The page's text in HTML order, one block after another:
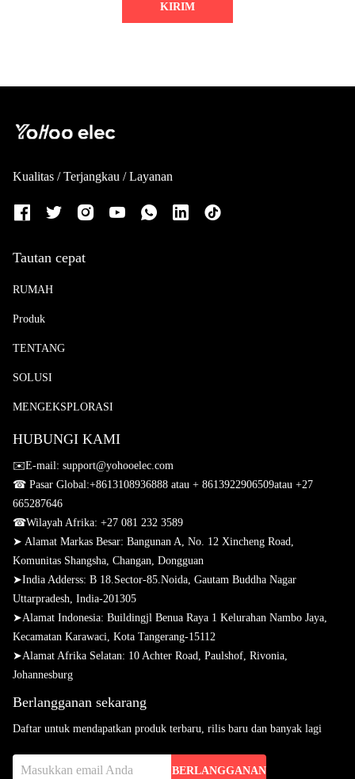
KIRIM
Kualitas / Terjangkau / Layanan
Tautan cepat
RUMAH
Produk
TENTANG
SOLUSI
MENGEKSPLORASI
HUBUNGI KAMI
✉️E-mail: support@yohooelec.com
☎ Pasar Global:+8613108936888 atau + 8613922906509atau +27
665287646
☎Wilayah Afrika: +27 081 232 3589
➤ Alamat Markas Besar: Bangunan A, No. 12 Xincheng Road,
Komunitas Shangsha, Changan, Dongguan
➤India Adderss: B 18.Sector-85.Noida, Gautam Buddha Nagar
Uttarpradesh, India-201305
➤Alamat Indonesia: Buildingjl Benua Raya 1 Kelurahan Nambo Jaya,
Kecamatan Karawaci, Kota Tangerang-15112
➤Alamat Afrika Selatan: 10 Achter Road, Paulshof, Rivonia,
Johannesburg
Berlangganan sekarang
Daftar untuk mendapatkan produk terbaru, rilis baru dan banyak lagi
BERLANGGANAN